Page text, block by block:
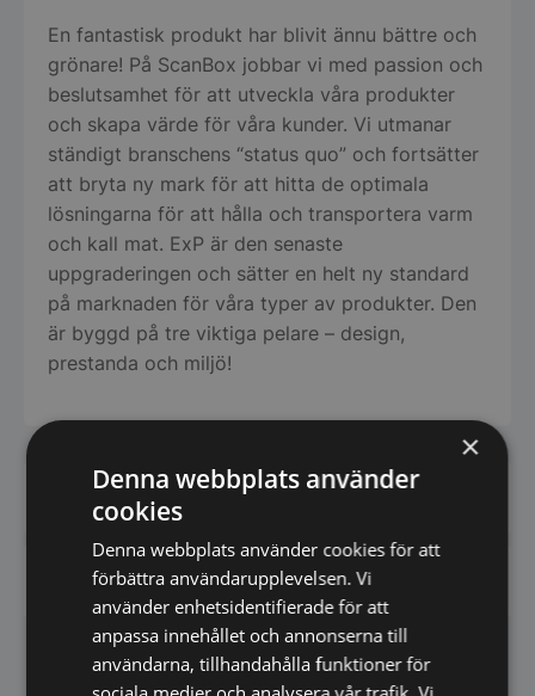
En fantastisk produkt har blivit ännu bättre och
grönare! På ScanBox jobbar vi med passion och
beslutsamhet för att utveckla våra produkter
och skapa värde för våra kunder. Vi utmanar
ständigt branschens “status quo” och fortsätter
att bryta ny mark för att hitta de optimala
lösningarna för att hålla och transportera varm
och kall mat. ExP är den senaste
uppgraderingen och sätter en helt ny standard
på marknaden för våra typer av produkter. Den
är byggd på tre viktiga pelare – design,
prestanda och miljö!
Har du frågor om produkten? Klicka här
Vi prisjämför - Klicka här
×
Denna webbplats använder
cookies
Denna webbplats använder cookies för att
förbättra användarupplevelsen. Vi
använder enhetsidentifierade för att
anpassa innehållet och annonserna till
användarna, tillhandahålla funktioner för